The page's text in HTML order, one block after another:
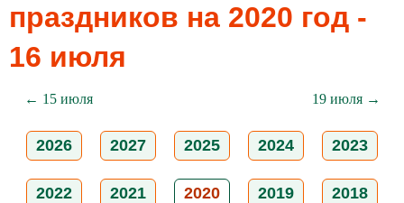
праздников на 2020 год -
16 июля
← 15 июля 19 июля →
2026 2027 2025 2024 2023
2022 2021 2020 2019 2018